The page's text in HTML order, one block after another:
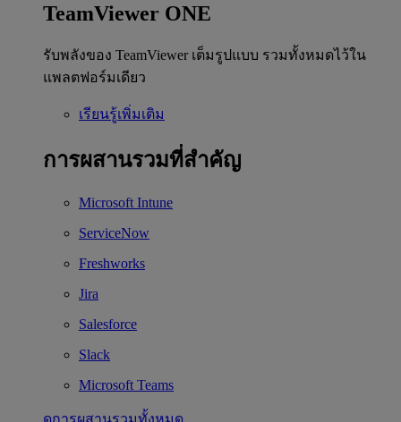
TeamViewer ONE
รับพลังของ TeamViewer เต็มรูปแบบ รวมทั้งหมดไว้ใน
แพลตฟอร์มเดียว
เรียนรู้เพิ่มเติม
การผสานรวมที่สำคัญ
Microsoft Intune
ServiceNow
Freshworks
Jira
Salesforce
Slack
Microsoft Teams